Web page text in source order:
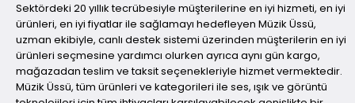
Sektördeki 20 yıllık tecrübesiyle müşterilerine en iyi hizmeti, en iyi
ürünleri, en iyi fiyatlar ile sağlamayı hedefleyen Müzik Üssü,
uzman ekibiyle, canlı destek sistemi üzerinden müşterilerin en iyi
ürünleri seçmesine yardımcı olurken ayrıca aynı gün kargo,
mağazadan teslim ve taksit seçenekleriyle hizmet vermektedir.
Müzik Üssü, tüm ürünleri ve kategorileri ile ses, ışık ve görüntü